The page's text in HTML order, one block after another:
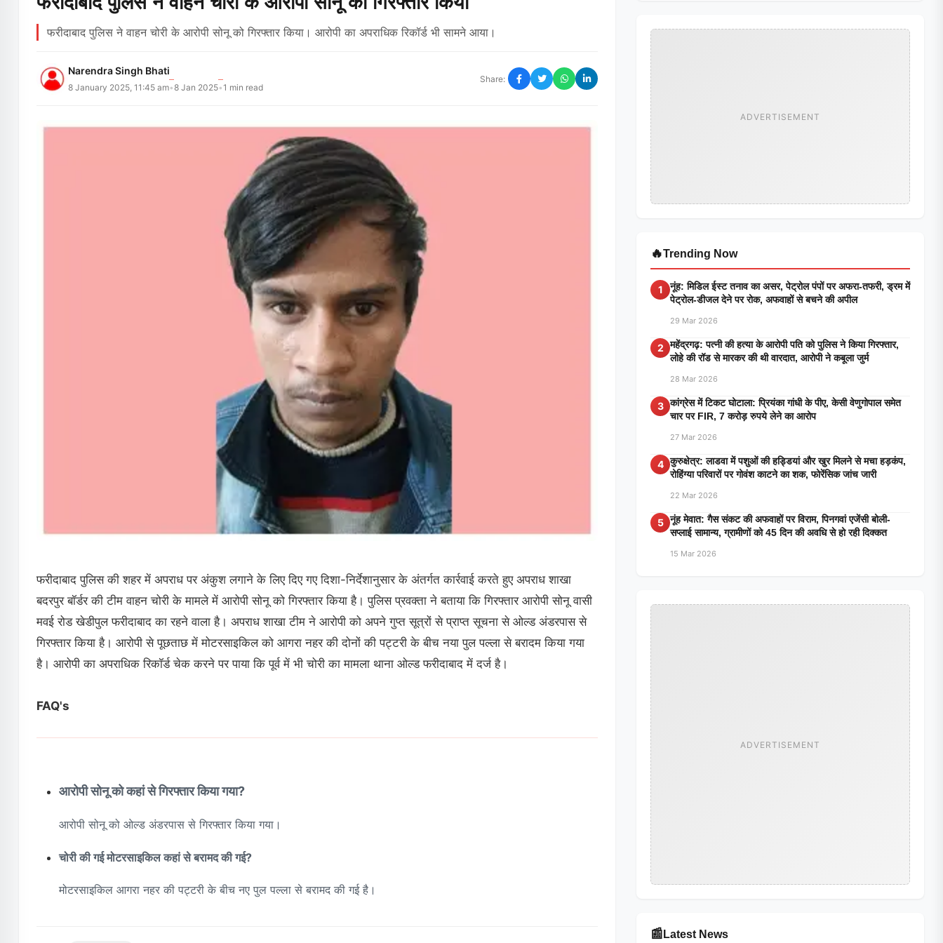
फरीदाबाद पुलिस ने वाहन चोरी के आरोपी सोनू को गिरफ्तार किया। आरोपी का अपराधिक रिकॉर्ड भी सामने आया।
Narendra Singh Bhati
8 January 2025, 11:45 am•8 Jan 2025•1 min read
Share:
फरीदाबाद पुलिस की शहर में अपराध पर अंकुश लगाने के लिए दिए गए दिशा-निर्देशानुसार के अंतर्गत कार्रवाई करते हुए अपराध शाखा
बदरपुर बॉर्डर की टीम वाहन चोरी के मामले में आरोपी सोनू को गिरफ्तार किया है। पुलिस प्रवक्ता ने बताया कि गिरफ्तार आरोपी सोनू वासी
मवई रोड खेडीपुल फरीदाबाद का रहने वाला है। अपराध शाखा टीम ने आरोपी को अपने गुप्त सूत्रों से प्राप्त सूचना से ओल्ड अंडरपास से
गिरफ्तार किया है। आरोपी से पूछताछ में मोटरसाइकिल को आगरा नहर की दोनों की पट्टरी के बीच नया पुल पल्ला से बरादम किया गया
है। आरोपी का अपराधिक रिकॉर्ड चेक करने पर पाया कि पूर्व में भी चोरी का मामला थाना ओल्ड फरीदाबाद में दर्ज है।
FAQ's
आरोपी सोनू को कहां से गिरफ्तार किया गया?
आरोपी सोनू को ओल्ड अंडरपास से गिरफ्तार किया गया।
चोरी की गई मोटरसाइकिल कहां से बरामद की गई?
मोटरसाइकिल आगरा नहर की पट्टरी के बीच नए पुल पल्ला से बरामद की गई है।
ADVERTISEMENT
🔥Trending Now
1
नूंह: मिडिल ईस्ट तनाव का असर, पेट्रोल पंपों पर अफरा-तफरी, ड्रम में
पेट्रोल-डीजल देने पर रोक, अफवाहों से बचने की अपील
29 Mar 2026
2
महेंद्रगढ़: पत्नी की हत्या के आरोपी पति को पुलिस ने किया गिरफ्तार,
लोहे की रॉड से मारकर की थी वारदात, आरोपी ने कबूला जुर्म
28 Mar 2026
3 कांग्रेस में टिकट घोटाला: प्रियंका गांधी के पीए, केसी वेणुगोपाल समेत
चार पर FIR, 7 करोड़ रुपये लेने का आरोप
27 Mar 2026
4 कुरुक्षेत्र: लाडवा में पशुओं की हड्डियां और खुर मिलने से मचा हड़कंप,
रोहिंग्या परिवारों पर गोवंश काटने का शक, फोरेंसिक जांच जारी
22 Mar 2026
5 नूंह मेवात: गैस संकट की अफवाहों पर विराम, पिनगवां एजेंसी बोली-
सप्लाई सामान्य, ग्रामीणों को 45 दिन की अवधि से हो रही दिक्कत
15 Mar 2026
ADVERTISEMENT
📰 Latest News